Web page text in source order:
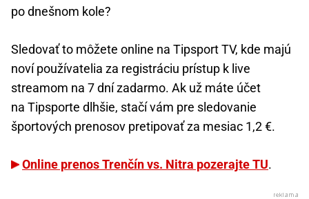
po dnešnom kole?
Sledovať to môžete online na Tipsport TV, kde majú
noví používatelia za registráciu prístup k live
streamom na 7 dní zadarmo. Ak už máte účet
na Tipsporte dlhšie, stačí vám pre sledovanie
športových prenosov pretipovať za mesiac 1,2 €.
Online prenos Trenčín vs. Nitra pozerajte TU.